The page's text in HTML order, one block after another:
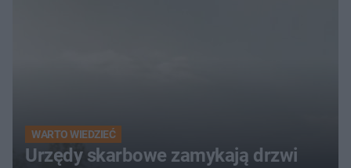
WARTO WIEDZIEĆ
Urzędy skarbowe zamykają drzwi